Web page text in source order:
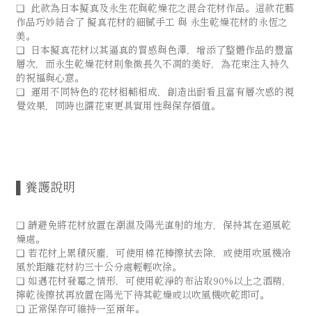
❑ 此款為日本擬真及永生花與乾燥花之混合花材作品。這款花藝
作品巧妙結合了 擬真花材的細膩手工 與 永生乾燥花材的永恆之
美。
❑ 日本擬真花材以其逼真的質感與色澤，增添了整體作品的豐富
層次，而永生乾燥花材則象徵長久不凋的美好，為花束注入持久
的祝福與心意。
❑ 運用不同特色的花材相輔相成，創造出耐看且富有層次感的視
覺效果，同時也讓花束更具實用性與保存價值。
▌養護說明
❑ 請避免將花材放置在潮濕及陽光直射的地方，保持其在通風乾
燥處。
❑ 若花材上累積灰塵，可使用棉花棒擦拭去除，或使用吹風機冷
風於距離花材約三十公分處輕輕吹徐。
❑ 如遇花材發霉之情形，可使用乾淨的布沾取90%以上之酒精，
擰乾後擦拭再放置在陽光下待其乾燥或以吹風機吹乾即可。
❑ 正常保存可維持一至兩年。